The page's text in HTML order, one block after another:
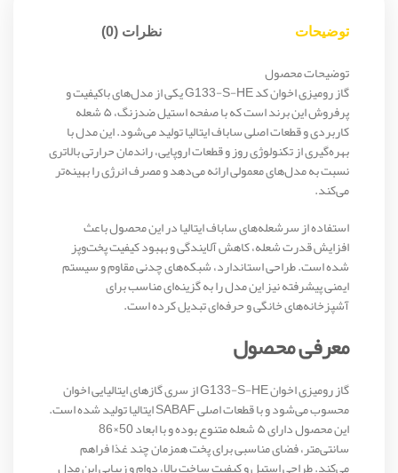
توضیحات نظرات (0)
توضیحات محصول
گاز رومیزی اخوان کد G133-S-HE یکی از مدل‌های باکیفیت و
پرفروش این برند است که با صفحه استیل ضدزنگ، ۵ شعله
کاربردی و قطعات اصلی ساباف ایتالیا تولید می‌شود. این مدل با
بهره‌گیری از تکنولوژی روز و قطعات اروپایی، راندمان حرارتی بالاتری
نسبت به مدل‌های معمولی ارائه می‌دهد و مصرف انرژی را بهینه‌تر
می‌کند.
استفاده از سرشعله‌های ساباف ایتالیا در این محصول باعث
افزایش قدرت شعله، کاهش آلایندگی و بهبود کیفیت پخت‌وپز
شده است. طراحی استاندارد، شبکه‌های چدنی مقاوم و سیستم
ایمنی پیشرفته نیز این مدل را به گزینه‌ای مناسب برای
آشپزخانه‌های خانگی و حرفه‌ای تبدیل کرده است.
معرفی محصول
گاز رومیزی اخوان G133-S-HE از سری گازهای ایتالیایی اخوان
محسوب می‌شود و با قطعات اصلی SABAF ایتالیا تولید شده است.
این محصول دارای ۵ شعله متنوع بوده و با ابعاد 50×86
سانتی‌متر، فضای مناسبی برای پخت همزمان چند غذا فراهم
می‌کند. طراحی استیل و کیفیت ساخت بالا، دوام و زیبایی این مدل